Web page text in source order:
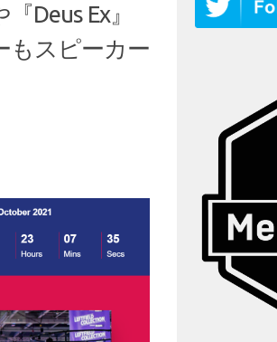
Deus Ex』
もスピーカー